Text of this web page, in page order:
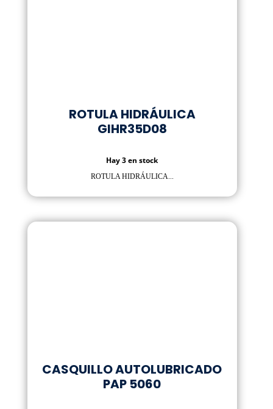
ROTULA HIDRÁULICA
GIHR35D08
Hay 3 en stock
ROTULA HIDRÁULICA...
CASQUILLO AUTOLUBRICADO
PAP 5060